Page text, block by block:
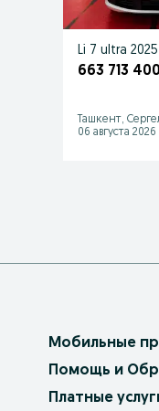
Li 7 ultra
663 713
Ташкент,
06 августа 2026
Мобильные
Помощь и
Платные